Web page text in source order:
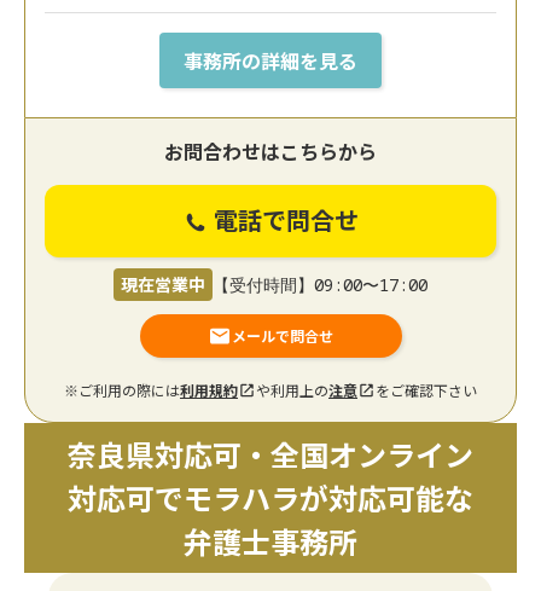
事務所の詳細を見る
お問合わせはこちらから
電話で問合せ
現在営業中 【受付時間】09:00〜17:00
メールで問合せ
※ご利用の際には利用規約 や利用上の注意 をご確認下さい
奈良県対応可・全国オンライン
対応可でモラハラが対応可能な
弁護士事務所